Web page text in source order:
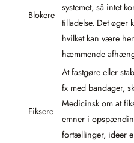
Blokere
systemet, så intet
tilladelse. Det øger
hvilket kan være
hæmmende
Fiksere
At fastgøre eller
fx med bandager,
Medicinsk om at
emner i
fortællinger, ideer